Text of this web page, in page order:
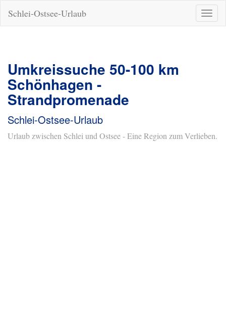
ein-/
Schlei-Ostsee-Urlaub
Umkreissuche 50-100 km
Schönhagen -
Strandpromenade
Schlei-Ostsee-Urlaub
Urlaub zwischen Schlei und Ostsee - Eine Region zum Verlieben.